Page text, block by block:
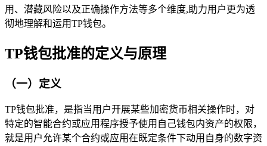
用、潜藏风险以及正确操作方法等多个维度,助力用户更为透
彻地理解和运用TP钱包。
TP钱包批准的定义与原理
（一）定义
TP钱包批准，是指当用户开展某些加密货币相关操作时，对
特定的智能合约或应用程序授予使用自己钱包内资产的权限，
就是用户允许某个合约或应用在既定条件下动用自身的数字资